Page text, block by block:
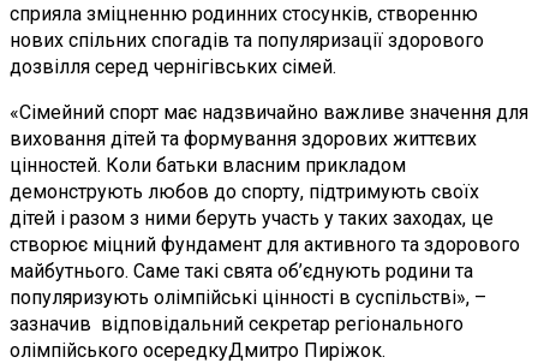
сприяла зміцненню родинних стосунків, створенню
нових спільних спогадів та популяризації здорового
дозвілля серед чернігівських сімей.
«Сімейний спорт має надзвичайно важливе значення для
виховання дітей та формування здорових життєвих
цінностей. Коли батьки власним прикладом
демонструють любов до спорту, підтримують своїх
дітей і разом з ними беруть участь у таких заходах, це
створює міцний фундамент для активного та здорового
майбутнього. Саме такі свята об’єднують родини та
популяризують олімпійські цінності в суспільстві», –
зазначив відповідальний секретар регіонального
олімпійського осередкуДмитро Пиріжок.